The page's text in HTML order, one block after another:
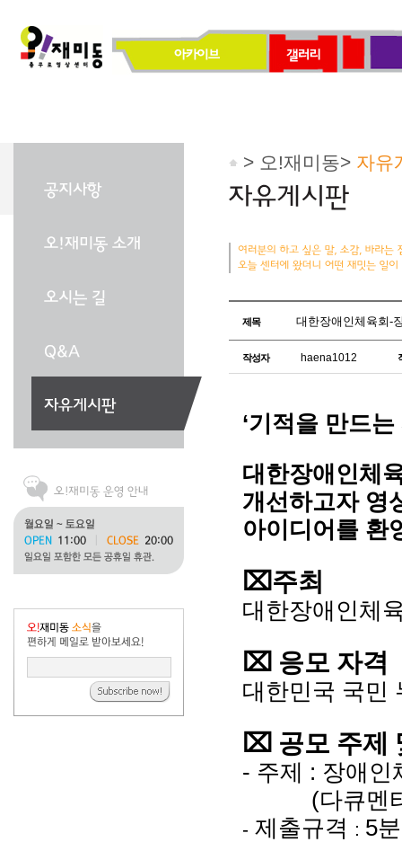
> 오!재미동> 자유
제목 대한장애인체육회-
작성자 haena1012
‘기적을 만드는
대한장애인체
개선하고자 영
아이디어를 환
⌧주최
대한장애인체
⌧ 응모 자격
대한민국 국민
⌧ 공모 주제
- 주제 : 장애인
(다큐멘터리
- 제출규격 : 5